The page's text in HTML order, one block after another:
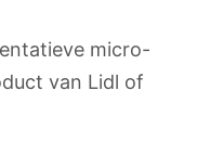
micro-
van Lidl of